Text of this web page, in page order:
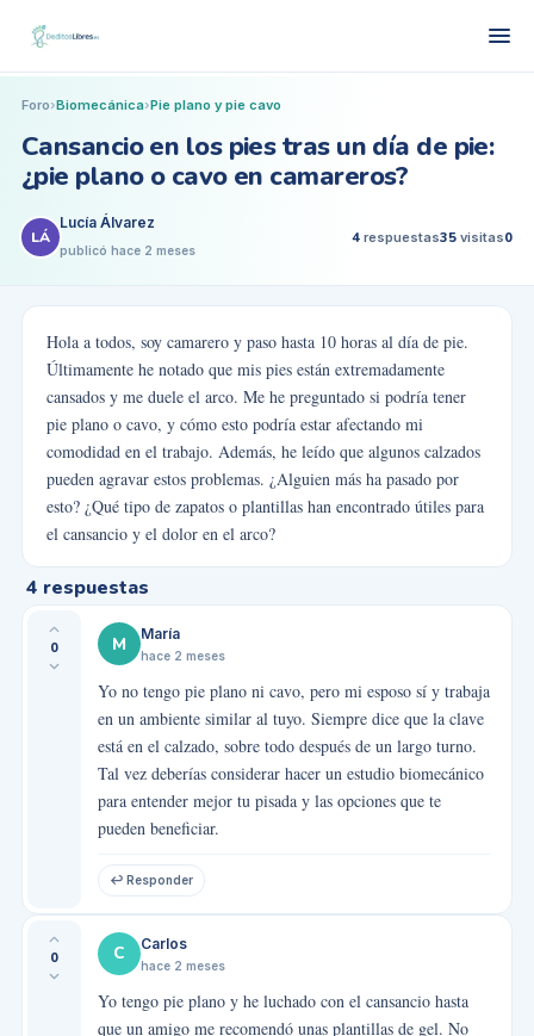
Foro›Biomecánica›Pie plano y pie cavo
Cansancio en los pies tras un día de pie:
¿pie plano o cavo en camareros?
LÁ
Lucía Álvarez
publicó hace 2 meses
4 respuestas35 visitas0
Hola a todos, soy camarero y paso hasta 10 horas al día de pie.
Últimamente he notado que mis pies están extremadamente
cansados y me duele el arco. Me he preguntado si podría tener
pie plano o cavo, y cómo esto podría estar afectando mi
comodidad en el trabajo. Además, he leído que algunos calzados
pueden agravar estos problemas. ¿Alguien más ha pasado por
esto? ¿Qué tipo de zapatos o plantillas han encontrado útiles para
el cansancio y el dolor en el arco?
4 respuestas
0 M María
hace 2 meses
Yo no tengo pie plano ni cavo, pero mi esposo sí y trabaja
en un ambiente similar al tuyo. Siempre dice que la clave
está en el calzado, sobre todo después de un largo turno.
Tal vez deberías considerar hacer un estudio biomecánico
para entender mejor tu pisada y las opciones que te
pueden beneficiar.
↩ Responder
0 C Carlos
hace 2 meses
Yo tengo pie plano y he luchado con el cansancio hasta
que un amigo me recomendó unas plantillas de gel. No